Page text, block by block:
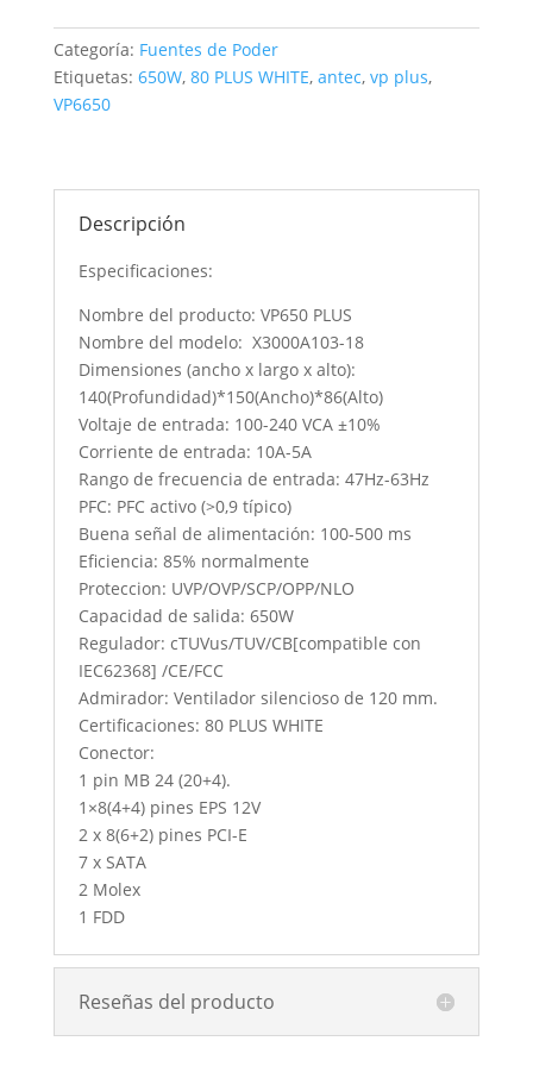
Categoría: Fuentes de Poder
Etiquetas: 650W, 80 PLUS WHITE, antec, vp plus,
VP6650
Descripción
Especificaciones:
Nombre del producto: VP650 PLUS
Nombre del modelo: X3000A103-18
Dimensiones (ancho x largo x alto):
140(Profundidad)*150(Ancho)*86(Alto)
Voltaje de entrada: 100-240 VCA ±10%
Corriente de entrada: 10A-5A
Rango de frecuencia de entrada: 47Hz-63Hz
PFC: PFC activo (>0,9 típico)
Buena señal de alimentación: 100-500 ms
Eficiencia: 85% normalmente
Proteccion: UVP/OVP/SCP/OPP/NLO
Capacidad de salida: 650W
Regulador: cTUVus/TUV/CB[compatible con
IEC62368] /CE/FCC
Admirador: Ventilador silencioso de 120 mm.
Certificaciones: 80 PLUS WHITE
Conector:
1 pin MB 24 (20+4).
1×8(4+4) pines EPS 12V
2 x 8(6+2) pines PCI-E
7 x SATA
2 Molex
1 FDD
Reseñas del producto